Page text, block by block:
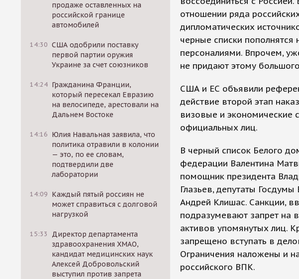
продаже оставленных на
российской границе
автомобилей
14:30 США одобрили поставку
первой партии оружия
Украине за счет союзников
14:24 Гражданина Франции,
который пересекал Евразию
на велосипеде, арестовали на
Дальнем Востоке
14:16 Юлия Навальная заявила, что
политика отравили в колонии
— это, по ее словам,
подтвердили две
лаборатории
14:09 Каждый пятый россиян не
может справиться с долговой
нагрузкой
15:33
Директор департамента
здравоохранения ХМАО,
кандидат медицинских наук
Алексей Добровольский
выступил против запрета
отношении ряда
дипломатических
черные списки
персоналиями. Впрочем,
не придают этому
США и ЕС объявили
действие второй этап
визовые и экономические
официальных лиц.
В черный список Белого
федерации Валентина
помощник президента
Глазьев, депутаты
Андрей Клишас. Санкции,
подразумевают запрет на
активов упомянутых лиц.
запрещено вступать в
Ограничения наложены и
российского ВПК.